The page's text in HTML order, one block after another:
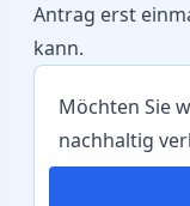
Antrag erst
kann.
Möchten Sie
nachhaltig